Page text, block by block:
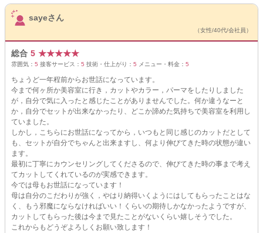
サロンPick Up
sayeさん
（女性/40代/会社員）
総合 5 ★★★★★
雰囲気： 5 接客サービス： 5 技術・仕上がり： 5 メニュー・料金： 5
ちょうど一年程前からお世話になっています。
今まで何ヶ所か美容室に行き，カットやカラー，パーマをしたりしました
が，自分で気に入ったと感じたことがありませんでした。何か違うなーと
か，自分でセットが出来なかったり、どこか諦めた気持ちで美容室を利用し
ていました。
しかし，こちらにお世話になってから，いつもと同じ感じのカットだとして
も、セットが自分でちゃんと出来ますし、何より伸びてきた時の状態が違い
ます。
最初に丁寧にカウンセリングしてくださるので、伸びてきた時の事まで考え
てカットしてくれているのが実感できます。
今では母もお世話になっています！
母は自分のこだわりが強く，やはり納得いくようにはしてもらったことはな
く、もう邪魔にならなければいい！くらいの期待しかなかったようですが、
カットしてもらった後は今まで見たことがないくらい嬉しそうでした。
これからもどうぞよろしくお願い致します！